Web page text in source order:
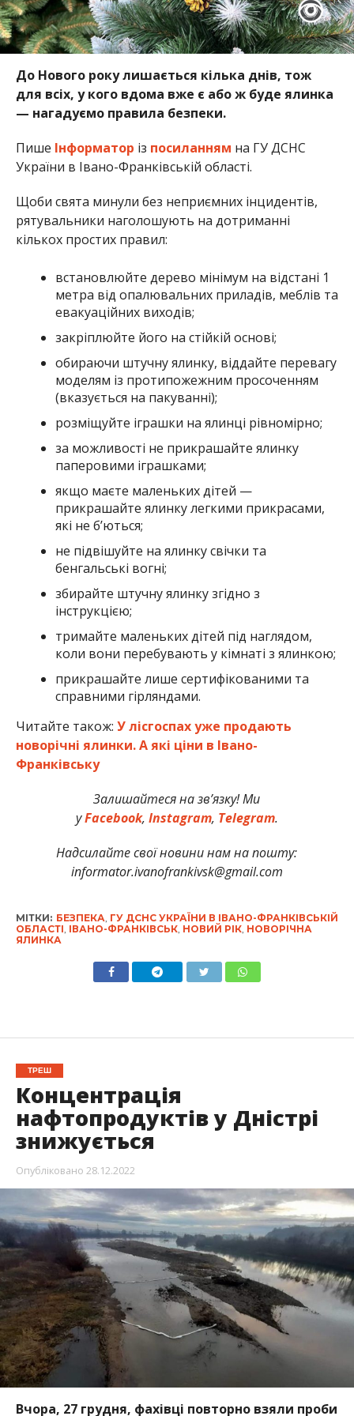
До Нового року лишається кілька днів, тож
для всіх, у кого вдома вже є або ж буде ялинка
— нагадуємо правила безпеки.
Пише Інформатор із посиланням на ГУ ДСНС
України в Івано-Франківській області.
Щоби свята минули без неприємних інцидентів,
рятувальники наголошують на дотриманні
кількох простих правил:
встановлюйте дерево мінімум на відстані 1
метра від опалювальних приладів, меблів та
евакуаційних виходів;
закріплюйте його на стійкій основі;
обираючи штучну ялинку, віддайте перевагу
моделям із протипожежним просоченням
(вказується на пакуванні);
розміщуйте іграшки на ялинці рівномірно;
за можливості не прикрашайте ялинку
паперовими іграшками;
якщо маєте маленьких дітей —
прикрашайте ялинку легкими прикрасами,
які не б’ються;
не підвішуйте на ялинку свічки та
бенгальські вогні;
збирайте штучну ялинку згідно з
інструкцією;
тримайте маленьких дітей під наглядом,
коли вони перебувають у кімнаті з ялинкою;
прикрашайте лише сертифікованими та
справними гірляндами.
Читайте також: У лісгоспах уже продають
новорічні ялинки. А які ціни в Івано-
Франківську
Залишайтеся на зв’язку! Ми
уFacebook, Instagram, Telegram.
Надсилайте свої новини нам на пошту:
informator.ivanofrankivsk@gmail.com
МІТКИ: БЕЗПЕКА ГУ ДСНС УКРАЇНИ В ІВАНО-ФРАНКІВСЬКІЙ
ОБЛАСТІ ІВАНО-ФРАНКІВСЬК, НОВИЙ РІК, НОВОРІЧНА
ЯЛИНКА
ТРЕШ
Концентрація
нафтопродуктів у Дністрі
знижується
Опубліковано 28.12.2022
Вчора, 27 грудня, фахівці повторно взяли проби